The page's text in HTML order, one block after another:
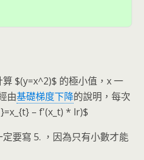
$(y=x^2)$ 的極小值，x 一
由基礎梯度下降的說明，每次
– f'(x_t) * lr)$
要寫 5. ，因為只有小數才能